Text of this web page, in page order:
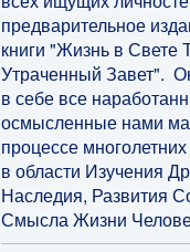
предварительное
книги "Жизнь в Свете
Утраченный Завет".
в себе все
осмысленные нами
процессе
в области Изучения
Наследия, Развития
Смысла Жизни